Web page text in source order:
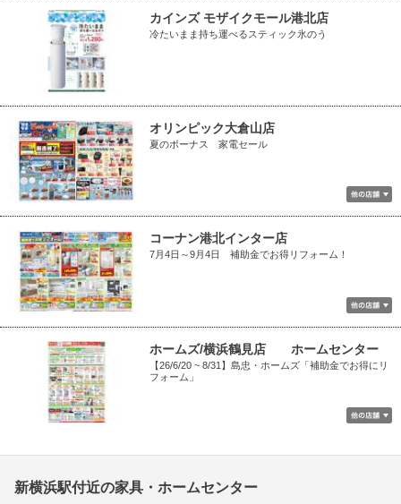
カインズ モザイクモール港北店
冷たいまま持ち運べるスティック氷のう
オリンピック大倉山店
夏のボーナス 家電セール
コーナン港北インター店
7月4日～9月4日 補助金でお得リフォーム！
ホームズ/横浜鶴見店 ホームセンター
【26/6/20 ~ 8/31】島忠・ホームズ「補助金でお得にリ
フォーム」
新横浜駅付近の家具・ホームセンター